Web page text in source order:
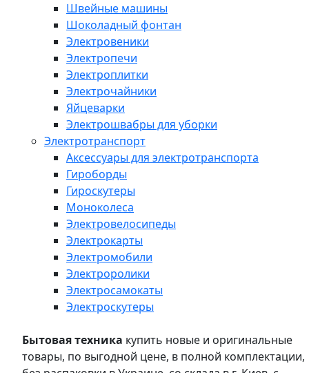
Швейные машины
Шоколадный фонтан
Электровеники
Электропечи
Электроплитки
Электрочайники
Яйцеварки
Электрошвабры для уборки
Электротранспорт
Аксессуары для электротранспорта
Гироборды
Гироскутеры
Моноколеса
Электровелосипеды
Электрокарты
Электромобили
Электроролики
Электросамокаты
Электроскутеры
Бытовая техника купить новые и оригинальные
товары, по выгодной цене, в полной комплектации,